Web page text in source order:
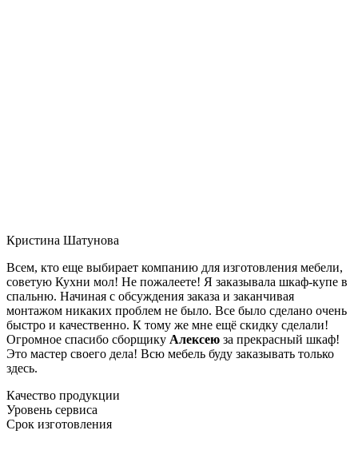
Кристина Шатунова
Всем, кто еще выбирает компанию для изготовления мебели,
советую Кухни мол! Не пожалеете! Я заказывала шкаф-купе в
спальню. Начиная с обсуждения заказа и заканчивая
монтажом никаких проблем не было. Все было сделано очень
быстро и качественно. К тому же мне ещё скидку сделали!
Огромное спасибо сборщику Алексею за прекрасный шкаф!
Это мастер своего дела! Всю мебель буду заказывать только
здесь.
Качество продукции
Уровень сервиса
Срок изготовления